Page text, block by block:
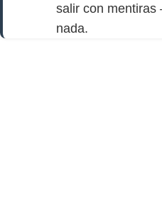
salir con
nada.